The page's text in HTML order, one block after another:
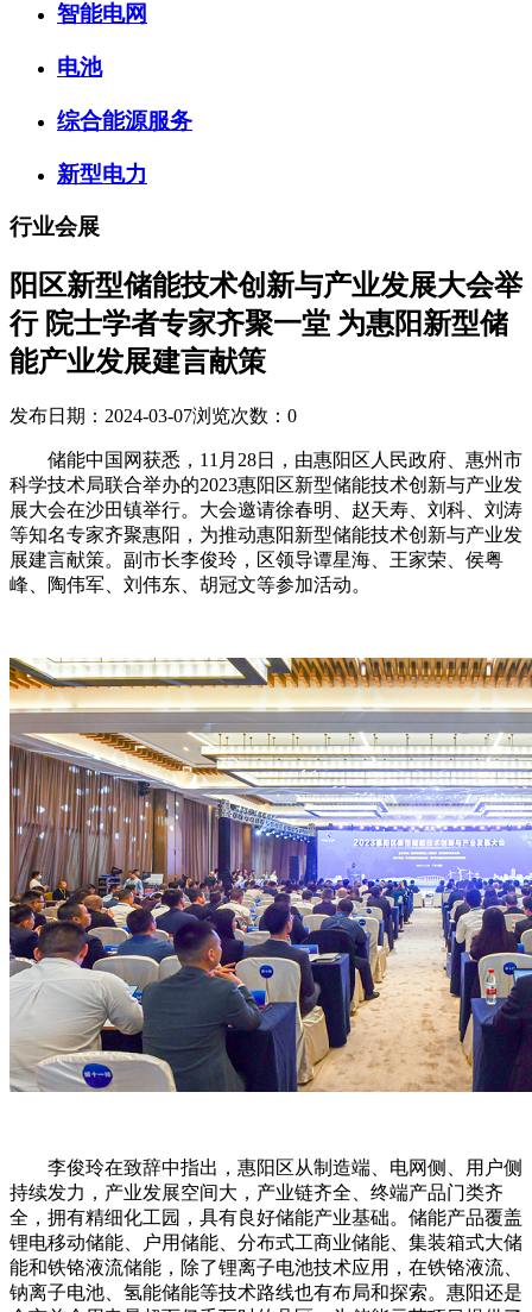
智能电网
电池
综合能源服务
新型电力
行业会展
阳区新型储能技术创新与产业发展大会举
行 院士学者专家齐聚一堂 为惠阳新型储
能产业发展建言献策
发布日期：2024-03-07浏览次数： 0
储能中国网获悉，11月28日，由惠阳区人民政府、惠州市
科学技术局联合举办的2023惠阳区新型储能技术创新与产业发
展大会在沙田镇举行。大会邀请徐春明、赵天寿、刘科、刘涛
等知名专家齐聚惠阳，为推动惠阳新型储能技术创新与产业发
展建言献策。副市长李俊玲，区领导谭星海、王家荣、侯粤
峰、陶伟军、刘伟东、胡冠文等参加活动。
李俊玲在致辞中指出，惠阳区从制造端、电网侧、用户侧
持续发力，产业发展空间大，产业链齐全、终端产品门类齐
全，拥有精细化工园，具有良好储能产业基础。储能产品覆盖
锂电移动储能、户用储能、分布式工商业储能、集装箱式大储
能和铁铬液流储能，除了锂离子电池技术应用，在铁铬液流、
钠离子电池、氢能储能等技术路线也有布局和探索。惠阳还是